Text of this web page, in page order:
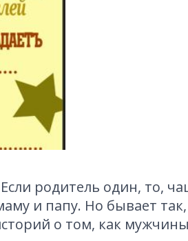
родитель один, то,
и папу. Но бывает
о том, как